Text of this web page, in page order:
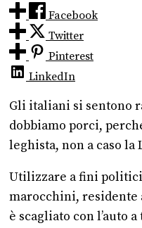
Facebook
Twitter
Pinterest
LinkedIn
Gli italiani si sentono
dobbiamo porci,
leghista, non a caso la
Utilizzare a fini politici
marocchini, residente
è scagliato con l’auto